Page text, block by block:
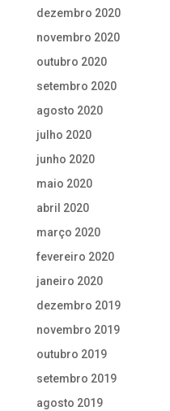
dezembro 2020
novembro 2020
outubro 2020
setembro 2020
agosto 2020
julho 2020
junho 2020
maio 2020
abril 2020
março 2020
fevereiro 2020
janeiro 2020
dezembro 2019
novembro 2019
outubro 2019
setembro 2019
agosto 2019